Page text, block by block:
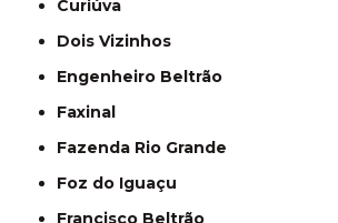
Curiúva
Dois Vizinhos
Engenheiro Beltrão
Faxinal
Fazenda Rio Grande
Foz do Iguaçu
Francisco Beltrão